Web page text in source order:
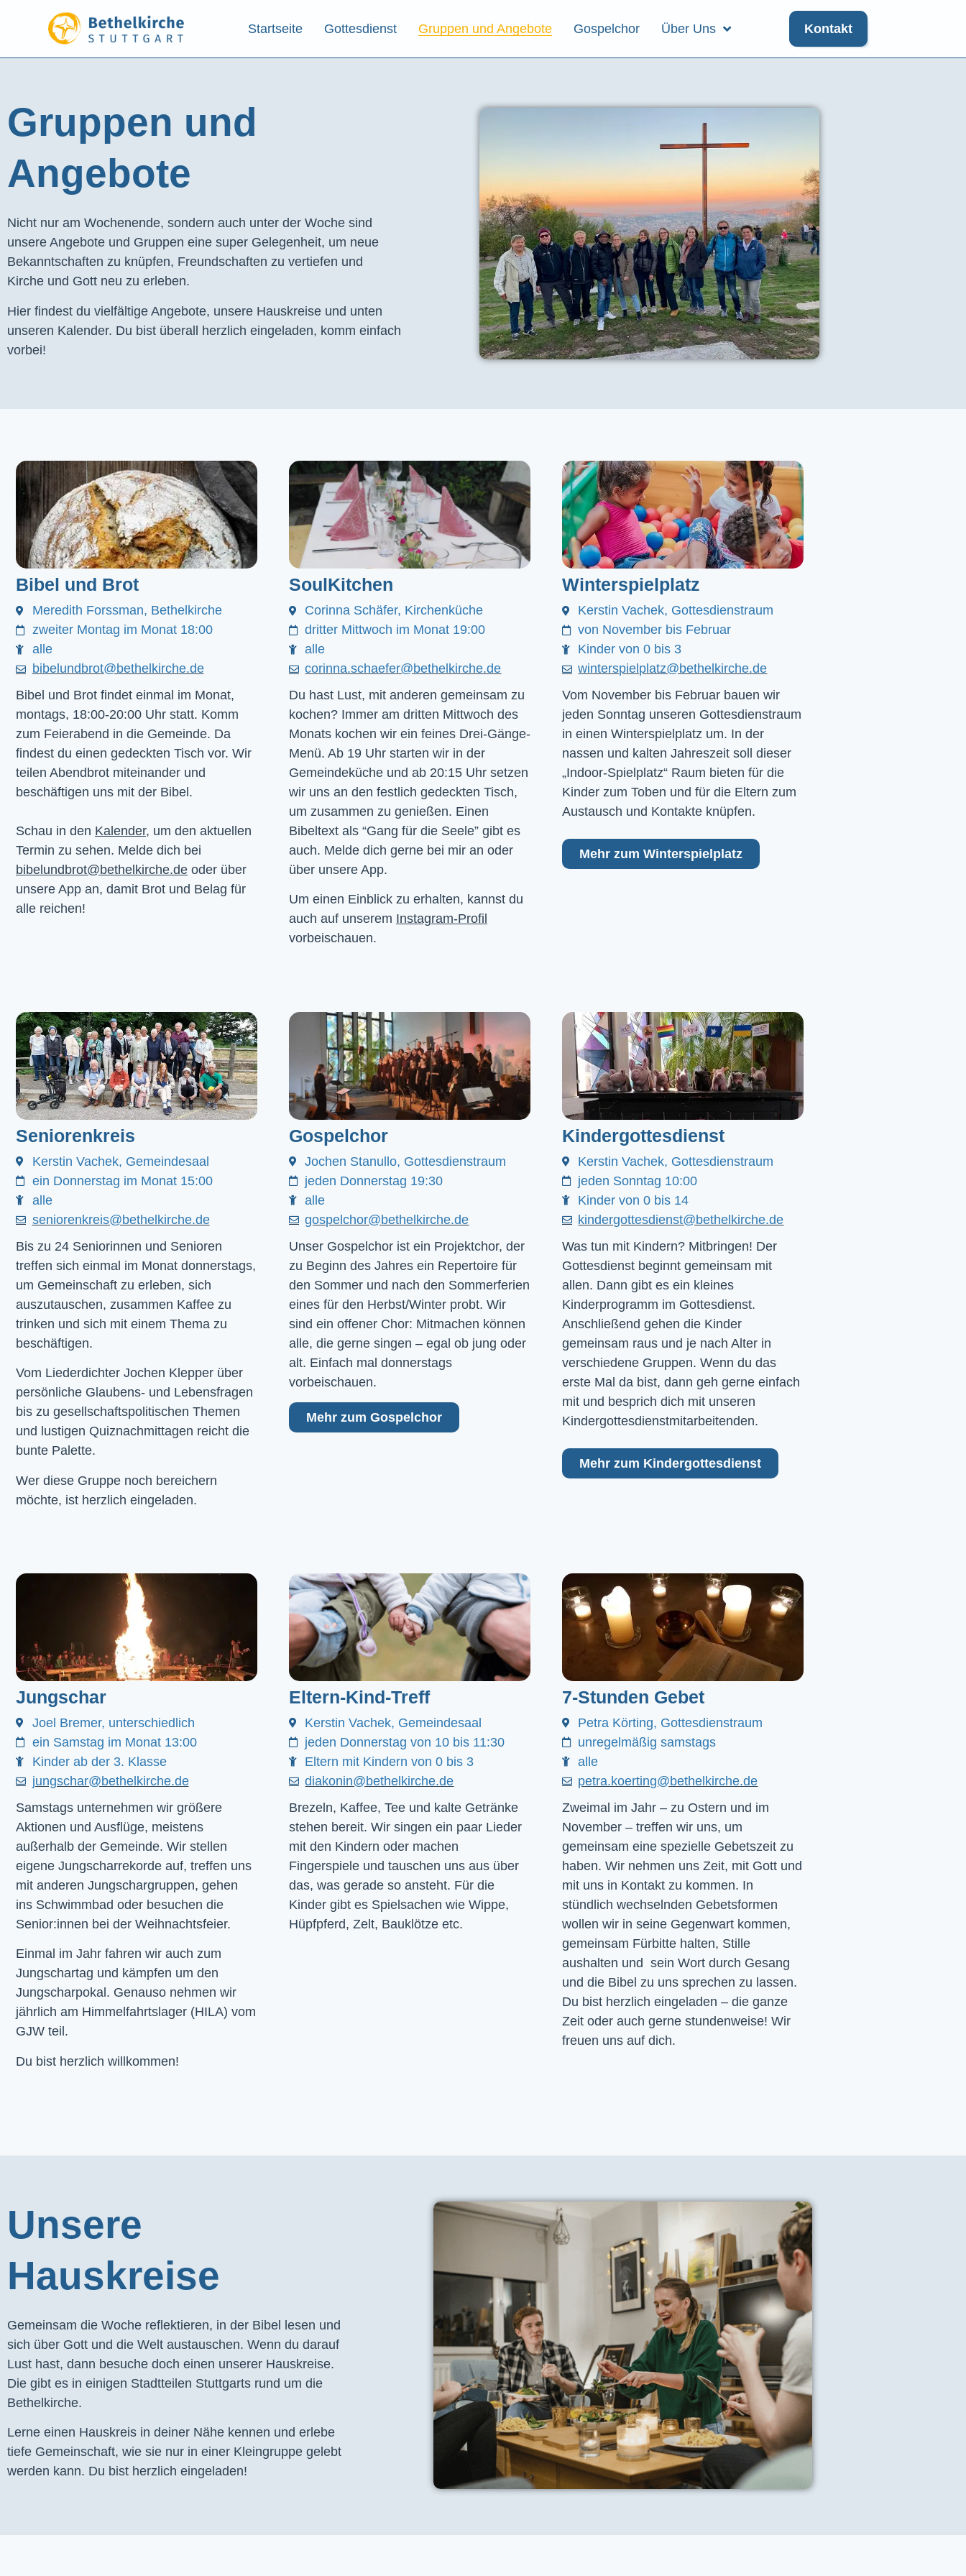
Startseite Gottesdienst Gruppen und Angebote Gospelchor Über Uns Kontakt
Gruppen und
Angebote​
Nicht nur am Wochenende, sondern auch unter der Woche sind
unsere Angebote und Gruppen eine super Gelegenheit, um neue
Bekanntschaften zu knüpfen, Freundschaften zu vertiefen und
Kirche und Gott neu zu erleben.
Hier findest du vielfältige Angebote, unsere Hauskreise und unten
unseren Kalender. Du bist überall herzlich eingeladen, komm einfach
vorbei!
Bibel und Brot
Meredith Forssman, Bethelkirche
zweiter Montag im Monat 18:00
alle
bibelundbrot@bethelkirche.de
Bibel und Brot findet einmal im Monat,
montags, 18:00-20:00 Uhr statt. Komm
zum Feierabend in die Gemeinde. Da
findest du einen gedeckten Tisch vor. Wir
teilen Abendbrot miteinander und
beschäftigen uns mit der Bibel.
Schau in den Kalender, um den aktuellen
Termin zu sehen. Melde dich bei
bibelundbrot@bethelkirche.de oder über
unsere App an, damit Brot und Belag für
alle reichen!
SoulKitchen
Corinna Schäfer, Kirchenküche
dritter Mittwoch im Monat 19:00
alle
corinna.schaefer@bethelkirche.de
Du hast Lust, mit anderen gemeinsam zu
kochen? Immer am dritten Mittwoch des
Monats kochen wir ein feines Drei-Gänge-
Menü. Ab 19 Uhr starten wir in der
Gemeindeküche und ab 20:15 Uhr setzen
wir uns an den festlich gedeckten Tisch,
um zusammen zu genießen. Einen
Bibeltext als “Gang für die Seele” gibt es
auch. Melde dich gerne bei mir an oder
über unsere App.
Um einen Einblick zu erhalten, kannst du
auch auf unserem Instagram-Profil
vorbeischauen.
Winterspielplatz
Kerstin Vachek, Gottesdienstraum
von November bis Februar
Kinder von 0 bis 3
winterspielplatz@bethelkirche.de
Vom November bis Februar bauen wir
jeden Sonntag unseren Gottesdienstraum
in einen Winterspielplatz um. In der
nassen und kalten Jahreszeit soll dieser
„Indoor-Spielplatz“ Raum bieten für die
Kinder zum Toben und für die Eltern zum
Austausch und Kontakte knüpfen.
Mehr zum Winterspielplatz
Seniorenkreis
Kerstin Vachek, Gemeindesaal
ein Donnerstag im Monat 15:00
alle
seniorenkreis@bethelkirche.de
Bis zu 24 Seniorinnen und Senioren
treffen sich einmal im Monat donnerstags,
um Gemeinschaft zu erleben, sich
auszutauschen, zusammen Kaffee zu
trinken und sich mit einem Thema zu
beschäftigen.
Vom Liederdichter Jochen Klepper über
persönliche Glaubens- und Lebensfragen
bis zu gesellschaftspolitischen Themen
und lustigen Quiznachmittagen reicht die
bunte Palette.
Wer diese Gruppe noch bereichern
möchte, ist herzlich eingeladen.
Gospelchor
Jochen Stanullo, Gottesdienstraum
jeden Donnerstag 19:30
alle
gospelchor@bethelkirche.de
Unser Gospelchor ist ein Projektchor, der
zu Beginn des Jahres ein Repertoire für
den Sommer und nach den Sommerferien
eines für den Herbst/Winter probt. Wir
sind ein offener Chor: Mitmachen können
alle, die gerne singen – egal ob jung oder
alt. Einfach mal donnerstags
vorbeischauen.
Mehr zum Gospelchor
Kindergottesdienst
Kerstin Vachek, Gottesdienstraum
jeden Sonntag 10:00
Kinder von 0 bis 14
kindergottesdienst@bethelkirche.de
Was tun mit Kindern? Mitbringen! Der
Gottesdienst beginnt gemeinsam mit
allen. Dann gibt es ein kleines
Kinderprogramm im Gottesdienst.
Anschließend gehen die Kinder
gemeinsam raus und je nach Alter in
verschiedene Gruppen. Wenn du das
erste Mal da bist, dann geh gerne einfach
mit und besprich dich mit unseren
Kindergottesdienstmitarbeitenden.
Mehr zum Kindergottesdienst
Jungschar
Joel Bremer, unterschiedlich
ein Samstag im Monat 13:00
Kinder ab der 3. Klasse
jungschar@bethelkirche.de
Samstags unternehmen wir größere
Aktionen und Ausflüge, meistens
außerhalb der Gemeinde. Wir stellen
eigene Jungscharrekorde auf, treffen uns
mit anderen Jungschargruppen, gehen
ins Schwimmbad oder besuchen die
Senior:innen bei der Weihnachtsfeier.
Einmal im Jahr fahren wir auch zum
Jungschartag und kämpfen um den
Jungscharpokal. Genauso nehmen wir
jährlich am Himmelfahrtslager (HILA) vom
GJW teil.
Du bist herzlich willkommen!
Eltern-Kind-Treff
Kerstin Vachek, Gemeindesaal
jeden Donnerstag von 10 bis 11:30
Eltern mit Kindern von 0 bis 3
diakonin@bethelkirche.de
Brezeln, Kaffee, Tee und kalte Getränke
stehen bereit. Wir singen ein paar Lieder
mit den Kindern oder machen
Fingerspiele und tauschen uns aus über
das, was gerade so ansteht. Für die
Kinder gibt es Spielsachen wie Wippe,
Hüpfpferd, Zelt, Bauklötze etc.
7-Stunden Gebet
Petra Körting, Gottesdienstraum
unregelmäßig samstags
alle
petra.koerting@bethelkirche.de
Zweimal im Jahr – zu Ostern und im
November – treffen wir uns, um
gemeinsam eine spezielle Gebetszeit zu
haben. Wir nehmen uns Zeit, mit Gott und
mit uns in Kontakt zu kommen. In
stündlich wechselnden Gebetsformen
wollen wir in seine Gegenwart kommen,
gemeinsam Fürbitte halten, Stille
aushalten und sein Wort durch Gesang
und die Bibel zu uns sprechen zu lassen.
Du bist herzlich eingeladen – die ganze
Zeit oder auch gerne stundenweise! Wir
freuen uns auf dich.
Unsere
Hauskreise
Gemeinsam die Woche reflektieren, in der Bibel lesen und
sich über Gott und die Welt austauschen. Wenn du darauf
Lust hast, dann besuche doch einen unserer Hauskreise.
Die gibt es in einigen Stadtteilen Stuttgarts rund um die
Bethelkirche.
Lerne einen Hauskreis in deiner Nähe kennen und erlebe
tiefe Gemeinschaft, wie sie nur in einer Kleingruppe gelebt
werden kann. Du bist herzlich eingeladen!